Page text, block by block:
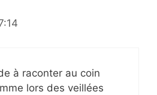
à raconter au coin
lors des veillées